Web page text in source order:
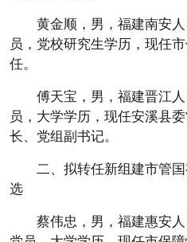
黄金顺，男，福建南安
员，党校研究生学历，现任
任。
傅天宝，男，福建晋江
员，大学学历，现任安溪县
长、党组副书记。
二、拟转任新组建市管
选
蔡伟忠，男，福建惠安